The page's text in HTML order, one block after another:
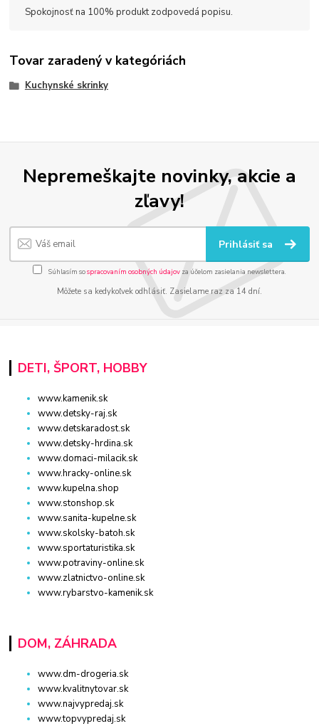
Spokojnosť na 100% produkt zodpovedá popisu.
Tovar zaradený v kategóriách
Kuchynské skrinky
Nepremeškajte novinky, akcie a
zľavy!
Prihlásiť sa
Súhlasím sospracovaním osobných údajov za účelom zasielania newslettera.
Môžete sa kedykoľvek odhlásiť. Zasielame raz za 14 dní.
DETI, ŠPORT, HOBBY
www.kamenik.sk
www.detsky-raj.sk
www.detskaradost.sk
www.detsky-hrdina.sk
www.domaci-milacik.sk
www.hracky-online.sk
www.kupelna.shop
www.stonshop.sk
www.sanita-kupelne.sk
www.skolsky-batoh.sk
www.sportaturistika.sk
www.potraviny-online.sk
www.zlatnictvo-online.sk
www.rybarstvo-kamenik.sk
DOM, ZÁHRADA
www.dm-drogeria.sk
www.kvalitnytovar.sk
www.najvypredaj.sk
www.topvypredaj.sk